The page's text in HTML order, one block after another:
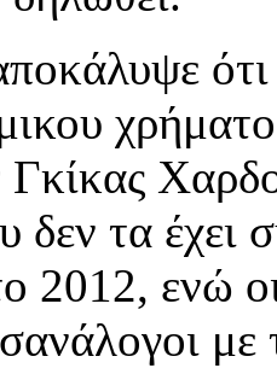
δεν τα έχει
2012, ενώ
με